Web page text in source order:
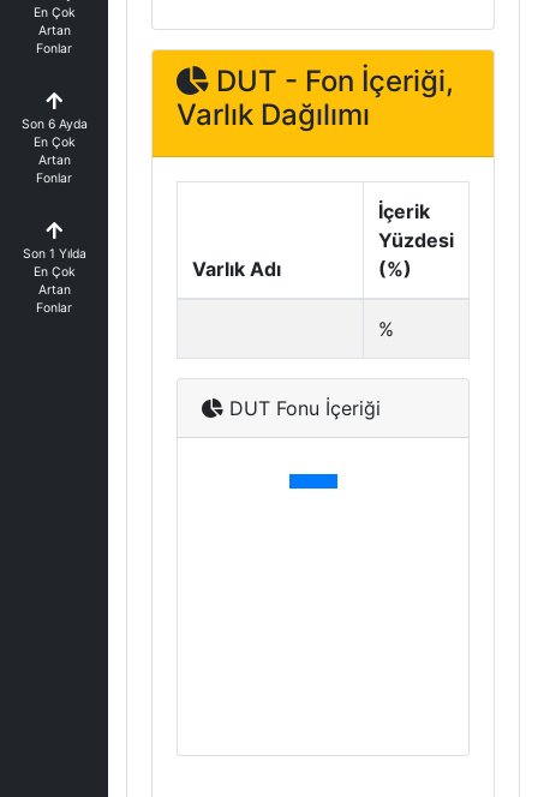
En Çok
Artan
Fonlar
Son 6 Ayda
En Çok
Artan
Fonlar
Son 1 Yılda
En Çok
Artan
Fonlar
DUT - Fon İçeriği,
Varlık Dağılımı
Varlık Adı
İçerik
Yüzdesi
(%)
%
DUT Fonu İçeriği